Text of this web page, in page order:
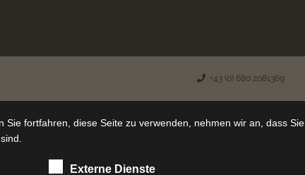
+43 (0) 680 2081369
fortfahren, diese Seite zu verwenden, nehmen wir an, dass Sie
Externe Dienste